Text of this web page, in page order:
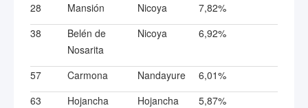
28
Mansión Nicoya
7,82%
38
Belén de
Nosarita
Nicoya 6,92%
57 Carmona Nandayure
6,01%
63
Hojancha Hojancha
5,87%